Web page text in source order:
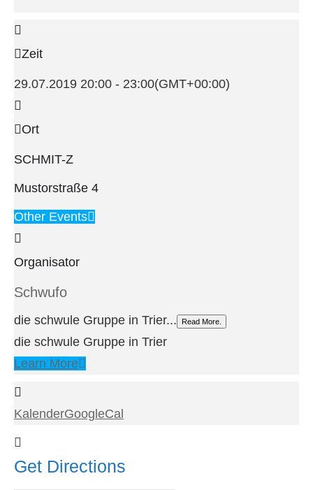
Zeit
29.07.2019 20:00 - 23:00(GMT+00:00)
Ort
SCHMIT-Z
Mustorstraße 4
Other Events
Organisator
Schwufo
die schwule Gruppe in Trier... Read More.
die schwule Gruppe in Trier
Learn More
KalenderGoogleCal
Get Directions